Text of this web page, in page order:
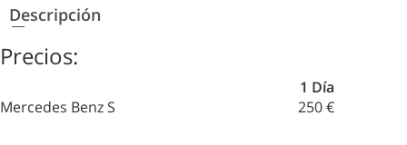
Descripción
Precios:
1 Día
Mercedes Benz S
250 €